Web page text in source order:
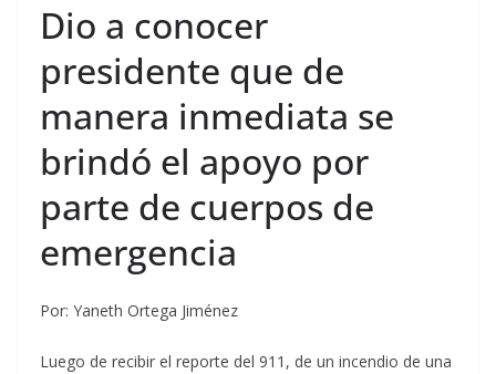
Dio a conocer
presidente que de
manera inmediata se
brindó el apoyo por
parte de cuerpos de
emergencia
Por: Yaneth Ortega Jiménez
Luego de recibir el reporte del 911, de un incendio de una